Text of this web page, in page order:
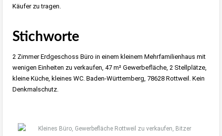
Käufer zu tragen.
Stichworte
2 Zimmer Erdgeschoss Büro in einem kleinem Mehrfamilienhaus mit
wenigen Einheiten zu verkaufen, 47 m² Gewerbefläche, 2 Stellplätze,
kleine Küche, kleines WC. Baden-Württemberg, 78628 Rottweil. Kein
Denkmalschutz.